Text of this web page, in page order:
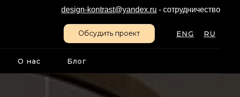
design-kontrast@yandex.ru - сотрудничество
Обсудить проект ENG RU
О нас Блог